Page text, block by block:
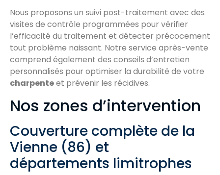
Nous proposons un suivi post-traitement avec des
visites de contrôle programmées pour vérifier
l’efficacité du traitement et détecter précocement
tout problème naissant. Notre service après-vente
comprend également des conseils d’entretien
personnalisés pour optimiser la durabilité de votre
charpenteet prévenir les récidives.
Nos zones d’intervention
Couverture complète de la
Vienne (86) et
départements limitrophes